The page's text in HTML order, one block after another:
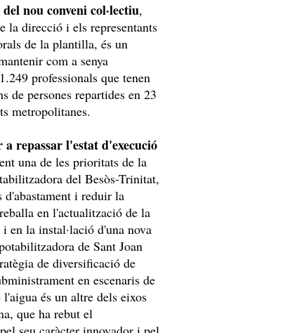
nou conveni col·lectiu,
la direcció i els representants
de la plantilla, és un
com a senya
professionals que tenen
de persones repartides en 23
metropolitanes.
repassar l'estat d'execució
una de les prioritats de la
del Besòs-Trinitat,
d'abastament i reduir la
en l'actualització de la
en la instal·lació d'una nova
de Sant Joan
de diversificació de
en escenaris de
és un altre dels eixos
que ha rebut el